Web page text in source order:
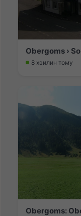
Obergoms ›
8 хвилин тому
Obergoms: